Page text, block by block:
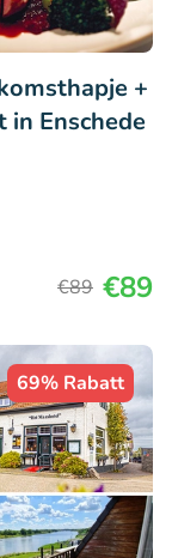
+
Enschede
€89 €89
69% Rabatt